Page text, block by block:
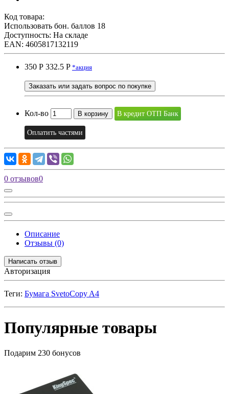
Код товара:
Использовать бон. баллов 18
Доступность: На складе
EAN: 4605817132119
350 Р 332.5 P *акция
Заказать или задать вопрос по покупке
Кол-во В корзину В кредит ОТП Банк
Оплатить частями
0 отзывов0
Описание
Отзывы (0)
Написать отзыв
Авторизация
Теги: Бумага SvetoCopy A4
Популярные товары
Подарим 230 бонусов